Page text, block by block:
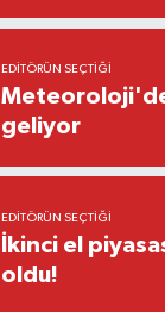
EDITÖRÜN SEÇTIĞI
geliyor
EDITÖRÜN SEÇTIĞI
İkinci el
oldu!